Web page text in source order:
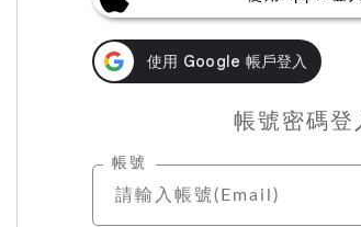
帳號密碼登
帳號